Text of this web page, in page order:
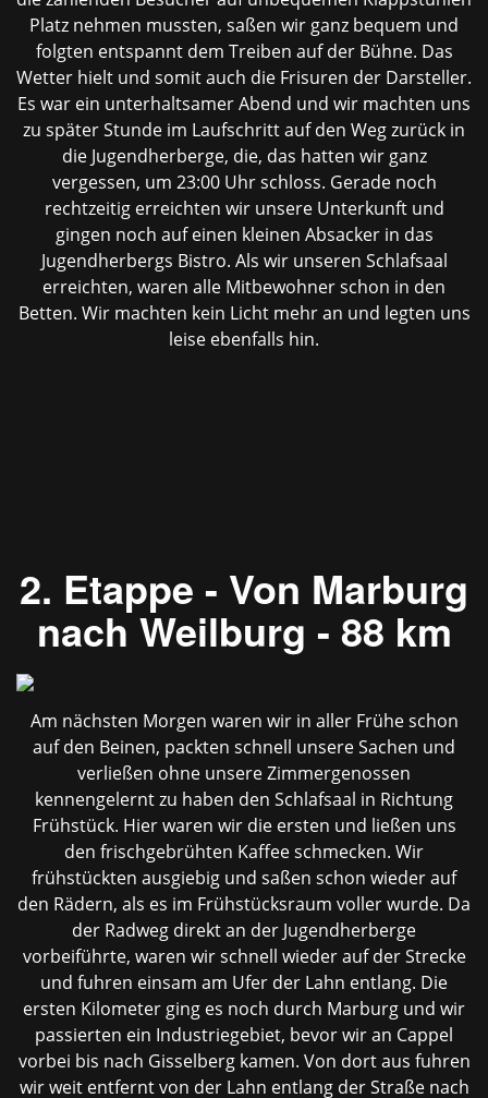
Platz nehmen mussten, saßen wir ganz bequem und
folgten entspannt dem Treiben auf der Bühne. Das
Wetter hielt und somit auch die Frisuren der Darsteller.
Es war ein unterhaltsamer Abend und wir machten uns
zu später Stunde im Laufschritt auf den Weg zurück in
die Jugendherberge, die, das hatten wir ganz
vergessen, um 23:00 Uhr schloss. Gerade noch
rechtzeitig erreichten wir unsere Unterkunft und
gingen noch auf einen kleinen Absacker in das
Jugendherbergs Bistro. Als wir unseren Schlafsaal
erreichten, waren alle Mitbewohner schon in den
Betten. Wir machten kein Licht mehr an und legten uns
leise ebenfalls hin.
2. Etappe - Von Marburg
nach Weilburg - 88 km
Am nächsten Morgen waren wir in aller Frühe schon
auf den Beinen, packten schnell unsere Sachen und
verließen ohne unsere Zimmergenossen
kennengelernt zu haben den Schlafsaal in Richtung
Frühstück. Hier waren wir die ersten und ließen uns
den frischgebrühten Kaffee schmecken. Wir
frühstückten ausgiebig und saßen schon wieder auf
den Rädern, als es im Frühstücksraum voller wurde. Da
der Radweg direkt an der Jugendherberge
vorbeiführte, waren wir schnell wieder auf der Strecke
und fuhren einsam am Ufer der Lahn entlang. Die
ersten Kilometer ging es noch durch Marburg und wir
passierten ein Industriegebiet, bevor wir an Cappel
vorbei bis nach Gisselberg kamen. Von dort aus fuhren
wir weit entfernt von der Lahn entlang der Straße nach